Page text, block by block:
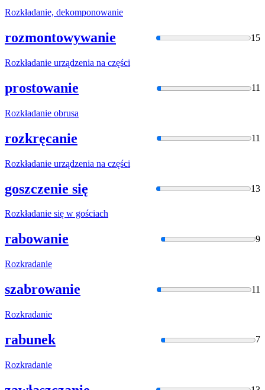
Rozkładanie, dekomponowanie
rozmontowywanie 15
Rozkładanie urządzenia na części
prostowanie 11
Rozkładanie obrusa
rozkręcanie 11
Rozkładanie urządzenia na części
goszczenie się 13
Rozkładanie się w gościach
rabowanie 9
Rozkradanie
szabrowanie 11
Rozkradanie
rabunek 7
Rozkradanie